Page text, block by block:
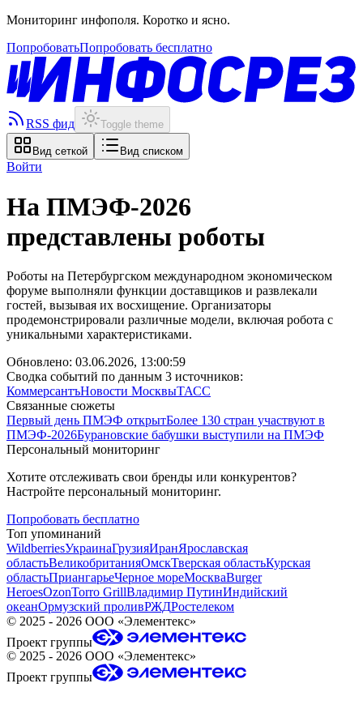
Мониторинг инфополя. Коротко и ясно.
ПопробоватьПопробовать бесплатно
RSS фид Toggle theme
Вид сеткой Вид списком
Войти
На ПМЭФ-2026
представлены роботы
Роботы на Петербургском международном экономическом
форуме выполняли функции доставщиков и развлекали
гостей, вызывая их восхищение. Организаторы
продемонстрировали различные модели, включая робота с
уникальными характеристиками.
Обновлено: 03.06.2026, 13:00:59
Сводка событий по данным 3 источников:
КоммерсантъНовости МосквыТАСС
Связанные сюжеты
Первый день ПМЭФ открытБолее 130 стран участвуют в
ПМЭФ-2026Бурановские бабушки выступили на ПМЭФ
Персональный мониторинг
Хотите отслеживать свои бренды или конкурентов?
Настройте персональный мониторинг.
Попробовать бесплатно
Топ упоминаний
WildberriesУкраинаГрузияИранЯрославская
областьВеликобританияОмскТверская областьКурская
областьПриангарьеЧерное мореМоскваBurger
HeroesOzonTorro GrillВладимир ПутинИндийский
океанОрмузский проливРЖДРостелеком
© 2025 - 2026 ООО «Элементекс»
Проект группы
© 2025 - 2026 ООО «Элементекс»
Проект группы